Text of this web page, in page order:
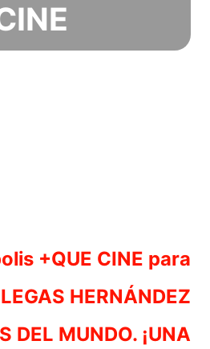
+QUE CINE para
HERNÁNDEZ
DEL MUNDO. ¡UNA